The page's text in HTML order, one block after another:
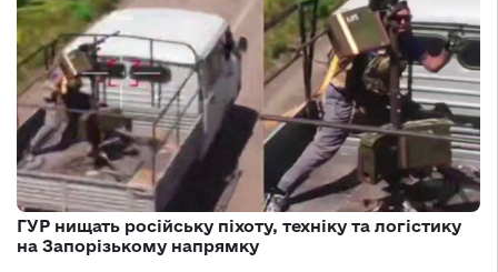
ГУР нищать російську піхоту, техніку та логістику
на Запорізькому напрямку